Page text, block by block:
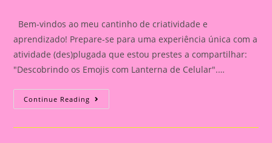
Bem-vindos ao meu cantinho de criatividade e
aprendizado! Prepare-se para uma experiência única com a
atividade (des)plugada que estou prestes a compartilhar:
"Descobrindo os Emojis com Lanterna de Celular".…
Continue Reading Atividade
(Des)plugada: